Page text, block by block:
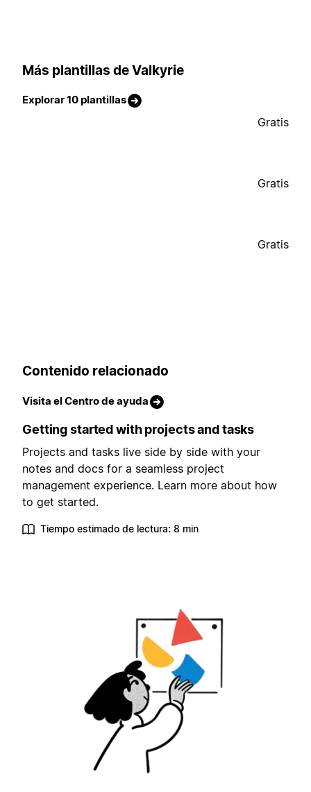
Más plantillas de Valkyrie
Explorar 10 plantillas
Gratis
Gratis
Gratis
Contenido relacionado
Visita el Centro de ayuda
Getting started with projects and tasks
Projects and tasks live side by side with your
notes and docs for a seamless project
management experience. Learn more about how
to get started.
Tiempo estimado de lectura: 8 min